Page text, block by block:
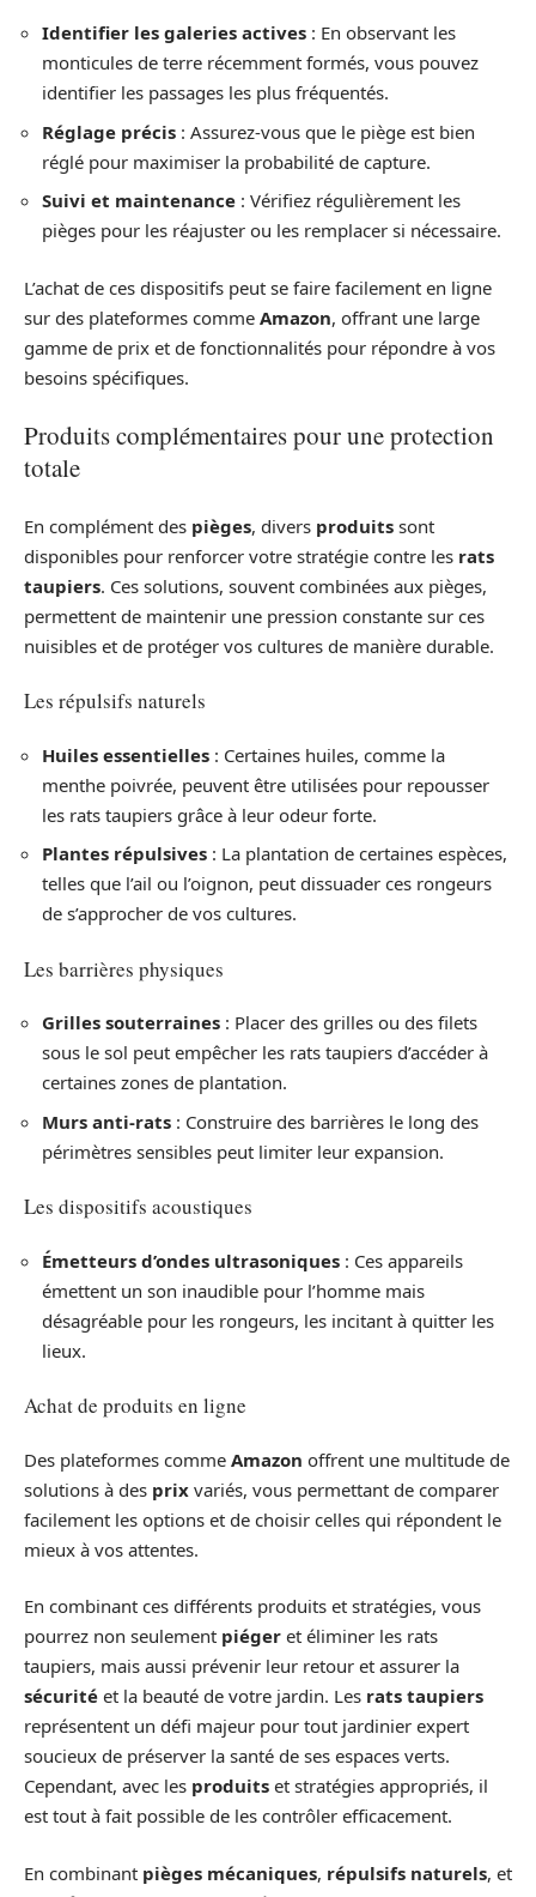
Identifier les galeries actives : En observant les
monticules de terre récemment formés, vous pouvez
identifier les passages les plus fréquentés.
Réglage précis : Assurez-vous que le piège est bien
réglé pour maximiser la probabilité de capture.
Suivi et maintenance : Vérifiez régulièrement les
pièges pour les réajuster ou les remplacer si nécessaire.
L’achat de ces dispositifs peut se faire facilement en ligne
sur des plateformes comme Amazon, offrant une large
gamme de prix et de fonctionnalités pour répondre à vos
besoins spécifiques.
Produits complémentaires pour une protection
totale
En complément des pièges, divers produits sont
disponibles pour renforcer votre stratégie contre les rats
taupiers. Ces solutions, souvent combinées aux pièges,
permettent de maintenir une pression constante sur ces
nuisibles et de protéger vos cultures de manière durable.
Les répulsifs naturels
Huiles essentielles : Certaines huiles, comme la
menthe poivrée, peuvent être utilisées pour repousser
les rats taupiers grâce à leur odeur forte.
Plantes répulsives : La plantation de certaines espèces,
telles que l’ail ou l’oignon, peut dissuader ces rongeurs
de s’approcher de vos cultures.
Les barrières physiques
Grilles souterraines : Placer des grilles ou des filets
sous le sol peut empêcher les rats taupiers d’accéder à
certaines zones de plantation.
Murs anti-rats : Construire des barrières le long des
périmètres sensibles peut limiter leur expansion.
Les dispositifs acoustiques
Émetteurs d’ondes ultrasoniques : Ces appareils
émettent un son inaudible pour l’homme mais
désagréable pour les rongeurs, les incitant à quitter les
lieux.
Achat de produits en ligne
Des plateformes comme Amazon offrent une multitude de
solutions à des prix variés, vous permettant de comparer
facilement les options et de choisir celles qui répondent le
mieux à vos attentes.
En combinant ces différents produits et stratégies, vous
pourrez non seulement piéger et éliminer les rats
taupiers, mais aussi prévenir leur retour et assurer la
sécurité et la beauté de votre jardin. Les rats taupiers
représentent un défi majeur pour tout jardinier expert
soucieux de préserver la santé de ses espaces verts.
Cependant, avec les produits et stratégies appropriés, il
est tout à fait possible de les contrôler efficacement.
En combinant pièges mécaniques, répulsifs naturels, et